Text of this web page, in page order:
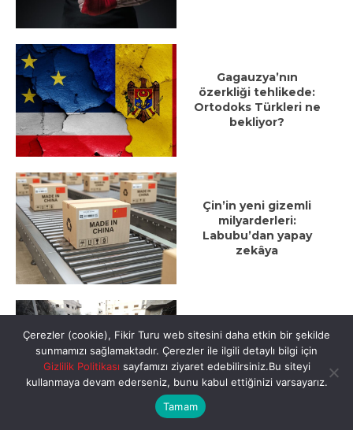
Gagauzya’nın
özerkliği tehlikede:
Ortodoks Türkleri ne
bekliyor?
Çin’in yeni gizemli
milyarderleri:
Labubu’dan yapay
zekâya
İsrail, Batı Şeria’da
yerleşimci ordusu
kurdu
Çerezler (cookie), Fikir Turu web sitesini daha etkin bir şekilde
sunmamızı sağlamaktadır. Çerezler ile ilgili detaylı bilgi için
Gizlilik Politikası sayfamızı ziyaret edebilirsiniz.Bu siteyi
kullanmaya devam ederseniz, bunu kabul ettiğinizi varsayarız.
Tamam